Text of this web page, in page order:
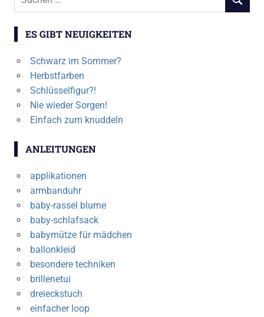
SUCHEN
ES GIBT NEUIGKEITEN
Schwarz im Sommer?
Herbstfarben
Schlüsselfigur?!
Nie wieder Sorgen!
Einfach zum knuddeln
ANLEITUNGEN
applikationen
armbanduhr
baby-rassel blume
baby-schlafsack
babymütze für mädchen
ballonkleid
besondere techniken
brillenetui
dreieckstuch
einfacher loop